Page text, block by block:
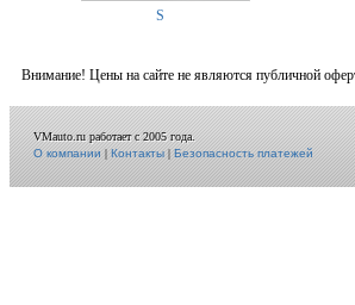
S
Внимание! Цены на сайте не являются публичной
VMauto.ru работает с 2005 года.
О компании|Контакты|Безопасность платежей